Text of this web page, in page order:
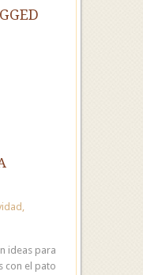
,
ideas para
con el pato